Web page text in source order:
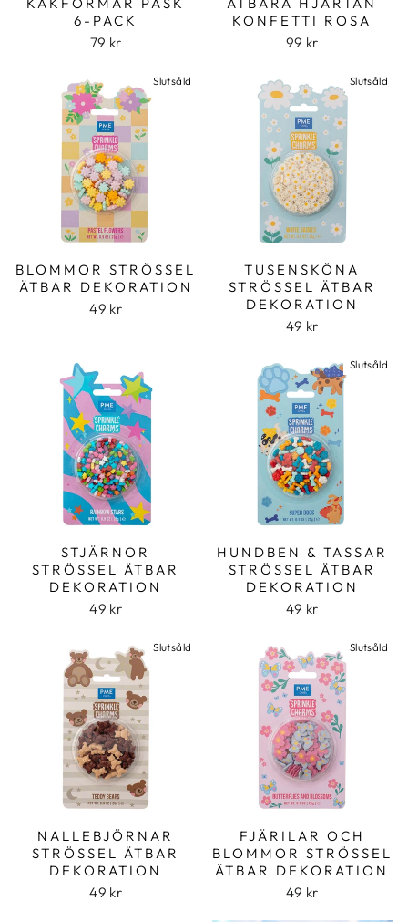
6-PACK
79 kr
KONFETTI ROSA
99 kr
Slutsåld
BLOMMOR STRÖSSEL
ÄTBAR DEKORATION
49 kr
Slutsåld
TUSENSKÖNA
STRÖSSEL ÄTBAR
DEKORATION
49 kr
STJÄRNOR
STRÖSSEL ÄTBAR
DEKORATION
49 kr
Slutsåld
HUNDBEN & TASSAR
STRÖSSEL ÄTBAR
DEKORATION
49 kr
Slutsåld
NALLEBJÖRNAR
STRÖSSEL ÄTBAR
DEKORATION
49 kr
Slutsåld
FJÄRILAR OCH
BLOMMOR STRÖSSEL
ÄTBAR DEKORATION
49 kr